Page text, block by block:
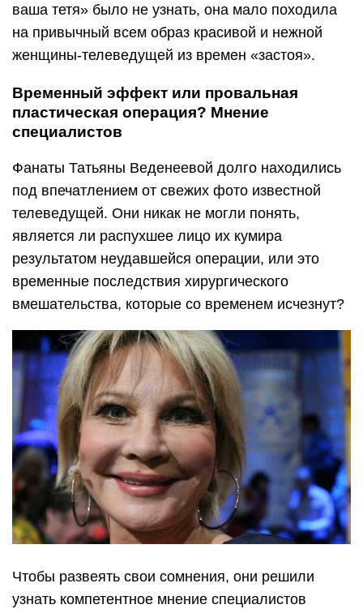
ваша тетя» было не узнать, она мало походила
на привычный всем образ красивой и нежной
женщины-телеведущей из времен «застоя».
Временный эффект или провальная
пластическая операция? Мнение
специалистов
Фанаты Татьяны Веденеевой долго находились
под впечатлением от свежих фото известной
телеведущей. Они никак не могли понять,
является ли распухшее лицо их кумира
результатом неудавшейся операции, или это
временные последствия хирургического
вмешательства, которые со временем исчезнут?
Чтобы развеять свои сомнения, они решили
узнать компетентное мнение специалистов